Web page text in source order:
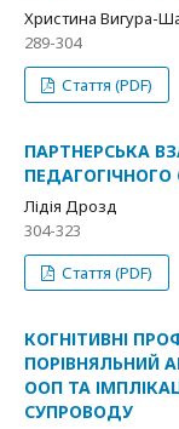
Христина Вигура-
289-304
Стаття (PDF)
ПАРТНЕРСЬКА
ПЕДАГОГІЧНОГО
Лідія Дрозд
304-323
Стаття (PDF)
КОГНІТИВНІ
ПОРІВНЯЛЬНИЙ
ООП ТА
СУПРОВОДУ